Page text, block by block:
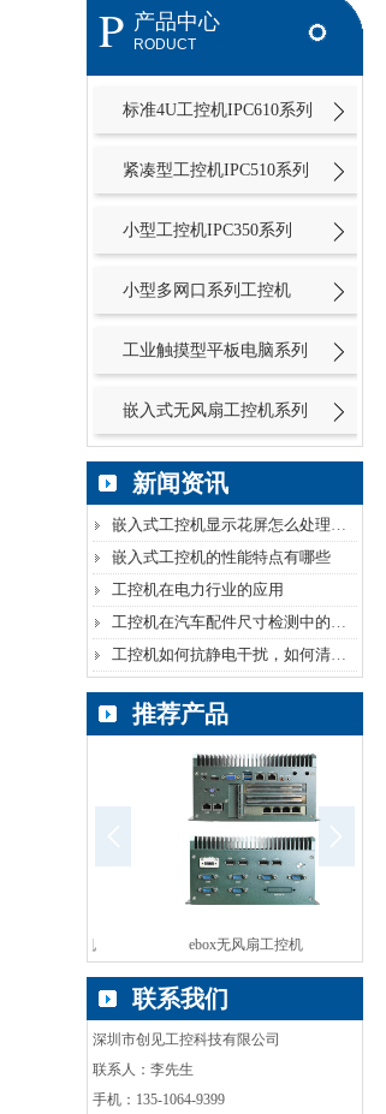
P 产品中心
RODUCT
标准4U工控机IPC610系列
紧凑型工控机IPC510系列
小型工控机IPC350系列
小型多网口系列工控机
工业触摸型平板电脑系列
嵌入式无风扇工控机系列
新闻资讯
嵌入式工控机显示花屏怎么处理呢？
嵌入式工控机的性能特点有哪些
工控机在电力行业的应用
工控机在汽车配件尺寸检测中的运用
工控机如何抗静电干扰，如何清除静电？
推荐产品
ebox无风扇工控机
联系我们
深圳市创见工控科技有限公司
联系人：李先生
手机：135-1064-9399